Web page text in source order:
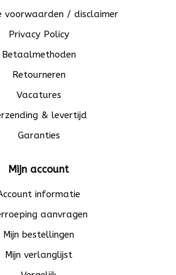
voorwaarden / disclaimer
Privacy Policy
Betaalmethoden
Retourneren
Vacatures
& levertijd
Garanties
Mijn account
informatie
aanvragen
Mijn bestellingen
Mijn verlanglijst